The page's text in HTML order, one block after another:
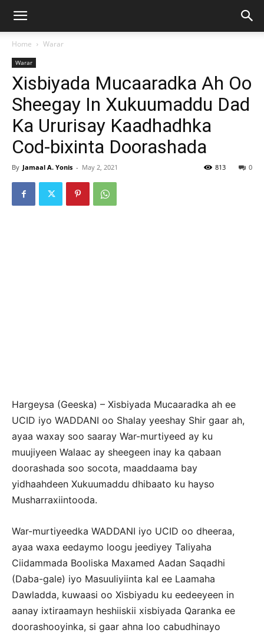
Home Warar
Warar
Xisbiyada Mucaaradka Ah Oo
Sheegay In Xukuumaddu Dad
Ka Ururisay Kaadhadhka
Cod-bixinta Doorashada
By Jamaal A. Yonis - May 2, 2021 0
813
Hargeysa (Geeska) – Xisbiyada Mucaaradka ah ee
UCID iyo WADDANI oo Shalay yeeshay Shir gaar ah,
ayaa waxay soo saaray War-murtiyeed ay ku
muujiyeen Walaac ay sheegeen inay ka qabaan
doorashada soo socota, maaddaama bay
yidhaahdeen Xukuumaddu dhibaato ku hayso
Musharraxiintooda.
War-murtiyeedka WADDANI iyo UCID oo dheeraa,
ayaa waxa eedaymo loogu jeediyey Taliyaha
Ciidammada Booliska Maxamed Aadan Saqadhi
(Daba-gale) iyo Masuuliyiinta kal ee Laamaha
Dawladda, kuwaasi oo Xisbiyadu ku eedeeyeen in
aanay ixtiraamayn heshiiskii xisbiyada Qaranka ee
doorashooyinka, si gaar ahna loo cabudhinayo